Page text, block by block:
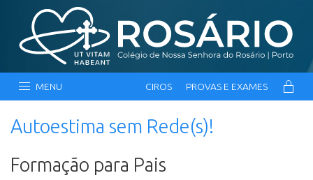
MENU CIROS PROVAS E EXAMES
Autoestima sem Rede(s)!
Formação para Pais